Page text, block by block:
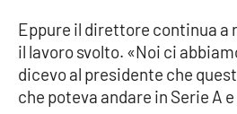
Lamezia Terme
Eppure il direttore continua a
il lavoro svolto. «Noi ci
dicevo al presidente che
che poteva andare in Serie A